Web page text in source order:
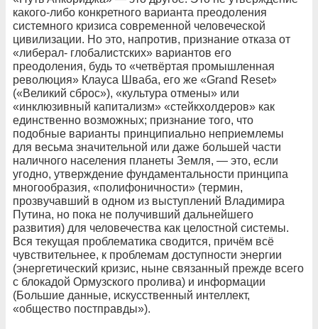
какого-либо конкретного варианта преодоления
системного кризиса современной человеческой
цивилизации. Но это, напротив, признание отказа от
«либерал- глобалистских» вариантов его
преодоления, будь то «четвёртая промышленная
революция» Клауса Шваба, его же «Grand Reset»
(«Великий сброс»), «культура отмены» или
«инклюзивный капитализм» «стейкхолдеров» как
единственно возможных; признание того, что
подобные варианты принципиально неприемлемы
для весьма значительной или даже большей части
наличного населения планеты Земля, — это, если
угодно, утверждение фундаментальности принципа
многообразия, «полифоничности» (термин,
прозвучавший в одном из выступлений Владимира
Путина, но пока не получивший дальнейшего
развития) для человечества как целостной системы.
Вся текущая проблематика сводится, причём всё
чувствительнее, к проблемам доступности энергии
(энергетический кризис, ныне связанный прежде всего
с блокадой Ормузского пролива) и информации
(Большие данные, искусственный интеллект,
«общество постправды»).